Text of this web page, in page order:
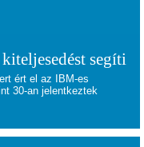
segíti
ért el az IBM-es
30-an jelentkeztek